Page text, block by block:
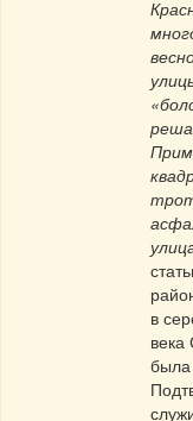
в
века
была